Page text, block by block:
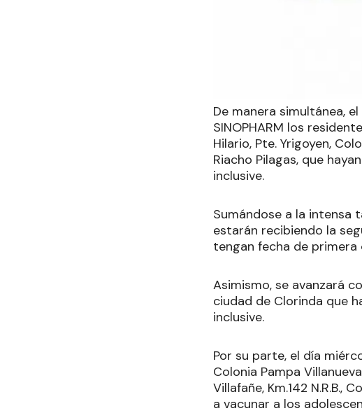
De manera simultánea,
SINOPHARM los
Hilario, Pte. Yrigoyen,
Riacho Pilagas, que
inclusive.
Sumándose a la intensa
estarán recibiendo la
tengan fecha de primera
Asimismo, se avanzará
ciudad de Clorinda que
inclusive.
Por su parte, el día
Colonia Pampa
Villafañe, Km.142 N.R.B.,
a vacunar a los